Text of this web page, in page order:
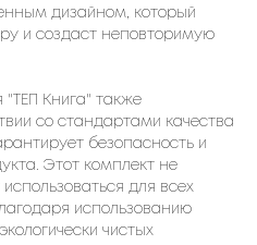
дизайном, который
и создаст неповторимую
"ТЕП Книга" также
со стандартами качества
безопасность и
Этот комплект не
для всех
использованию
чистых